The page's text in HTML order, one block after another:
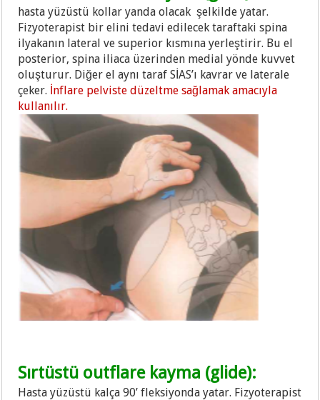
hasta yüzüstü kollar yanda olacak şelkilde yatar.
Fizyoterapist bir elini tedavi edilecek taraftaki spina
ilyakanın lateral ve superior kısmına yerleştirir. Bu el
posterior, spina iliaca üzerinden medial yönde kuvvet
oluşturur. Diğer el aynı taraf SİAS’ı kavrar ve laterale
çeker. İnflare pelviste düzeltme sağlamak amacıyla
kullanılır.
Sırtüstü outflare kayma (glide):
Hasta yüzüstü kalça 90’ fleksiyonda yatar. Fizyoterapist